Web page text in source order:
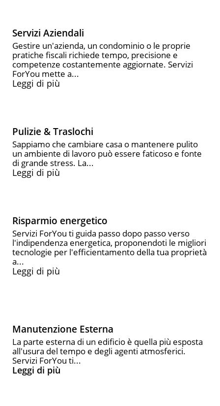
Servizi Aziendali
Gestire un'azienda, un condominio o le proprie
pratiche fiscali richiede tempo, precisione e
competenze costantemente aggiornate. Servizi
ForYou mette a...
Leggi di più
Pulizie & Traslochi
Sappiamo che cambiare casa o mantenere pulito
un ambiente di lavoro può essere faticoso e fonte
di grande stress. La...
Leggi di più
Risparmio energetico
Servizi ForYou ti guida passo dopo passo verso
l'indipendenza energetica, proponendoti le migliori
tecnologie per l'efficientamento della tua proprietà
a...
Leggi di più
Manutenzione Esterna
La parte esterna di un edificio è quella più esposta
all'usura del tempo e degli agenti atmosferici.
Servizi ForYou ti...
Leggi di più